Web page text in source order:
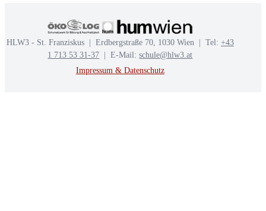
HLW3 - St. Franziskus | Erdbergstraße 70, 1030 Wien | Tel: +43
1 713 53 31-37 | E-Mail:schule@hlw3.at
Impressum & Datenschutz